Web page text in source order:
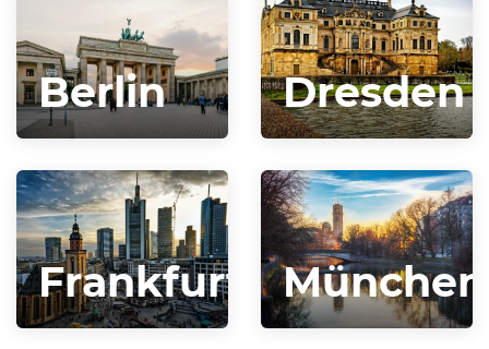
Berlin Dresden
Frankfurt München